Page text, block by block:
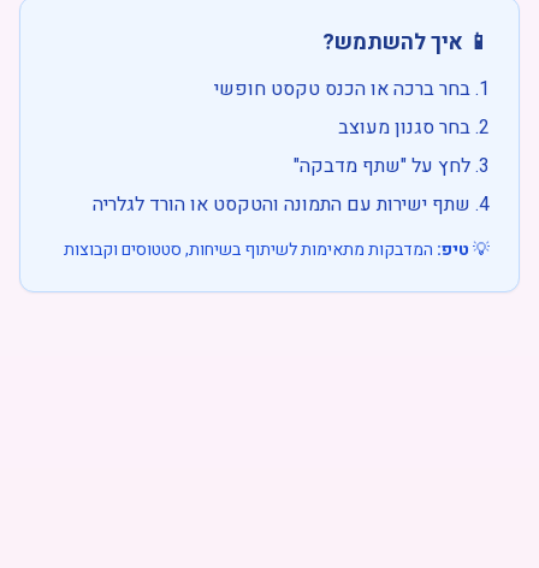
📱 איך להשתמש?
בחר ברכה או הכנס טקסט חופשי
בחר סגנון מעוצב
לחץ על "שתף מדבקה"
שתף ישירות עם התמונה והטקסט או הורד לגלריה
💡טיפ: המדבקות מתאימות לשיתוף בשיחות, סטטוסים וקבוצות